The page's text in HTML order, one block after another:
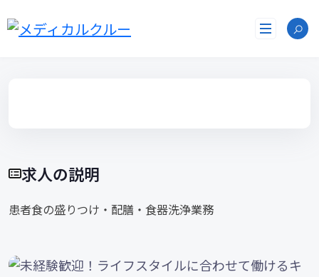
ン
求人の説明
患者食の盛りつけ・配膳・食器洗浄業務